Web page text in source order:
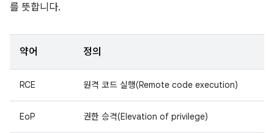
를 뜻합니다.
약어 정의
RCE 원격 코드 실행(Remote code execution)
EoP 권한 승격(Elevation of privilege)